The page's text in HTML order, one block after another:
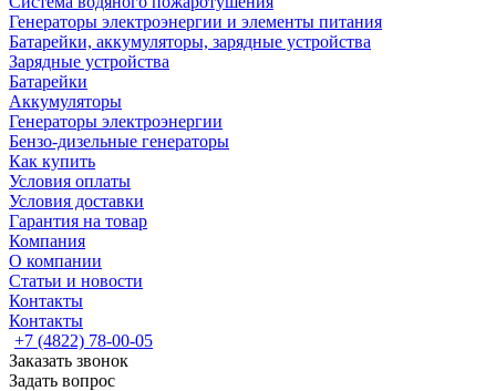
Генераторы электроэнергии и элементы питания
Батарейки, аккумуляторы, зарядные устройства
Зарядные устройства
Батарейки
Аккумуляторы
Генераторы электроэнергии
Бензо-дизельные генераторы
Как купить
Условия оплаты
Условия доставки
Гарантия на товар
Компания
О компании
Статьи и новости
Контакты
Контакты
+7 (4822) 78-00-05
Заказать звонок
Задать вопрос